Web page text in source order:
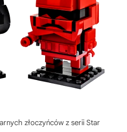
złoczyńców z serii Star